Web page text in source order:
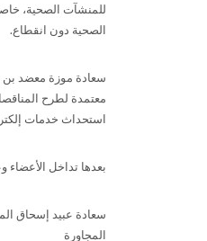
للمنشآت الصحية،
الصحية دون انقطاع.
سعادة موزة معضد بن
معتمدة لطرح
استحداث خدمات
بعدها تداخل
سعادة عبيد إسحاق
المجاورة